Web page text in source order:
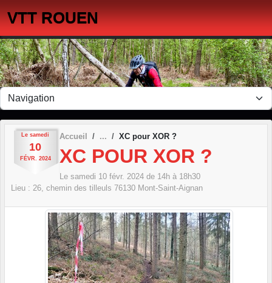
VTT ROUEN
Le samedi
10
FÉVR. 2024
Accueil XC pour XOR ?
XC POUR XOR ?
Le samedi 10 févr. 2024 de 14h à 18h30
Lieu : 26, chemin des tilleuls 76130 Mont-Saint-Aignan